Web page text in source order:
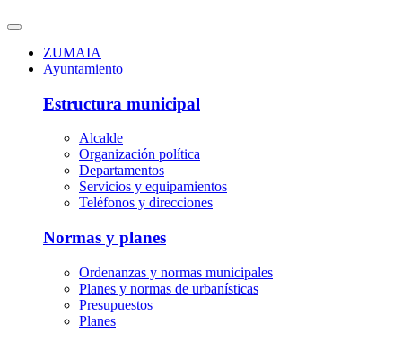
ZUMAIA
Ayuntamiento
Estructura municipal
Alcalde
Organización política
Departamentos
Servicios y equipamientos
Teléfonos y direcciones
Normas y planes
Ordenanzas y normas municipales
Planes y normas de urbanísticas
Presupuestos
Planes